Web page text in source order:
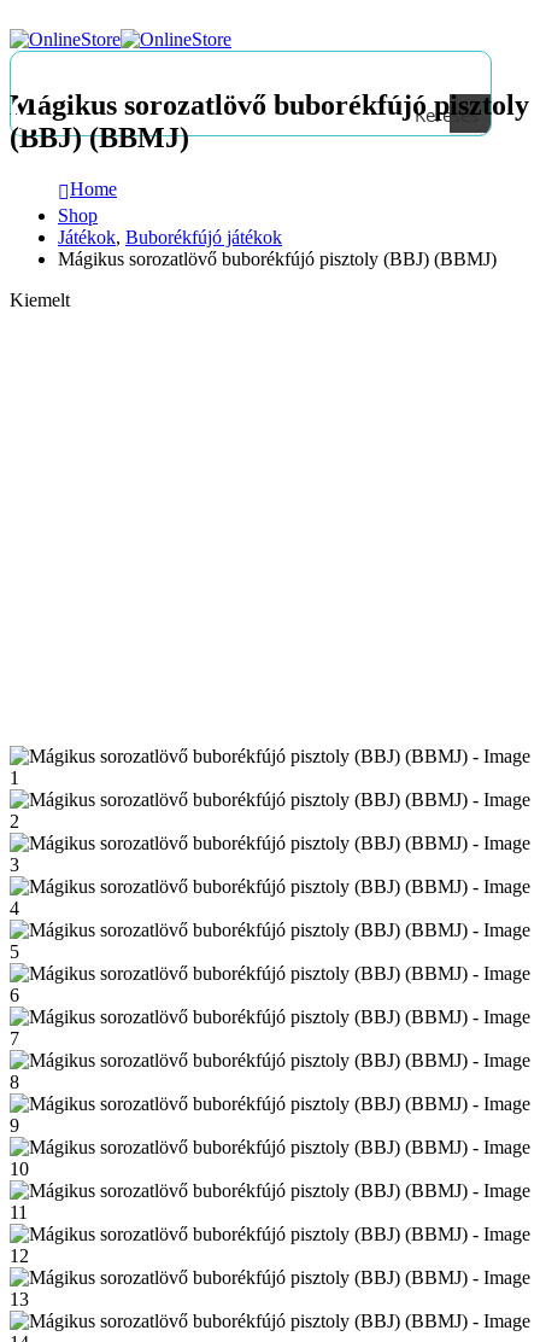
Keresés
Mágikus sorozatlövő buborékfújó pisztoly
(BBJ) (BBMJ)
Home
Shop
Játékok, Buborékfújó játékok
Mágikus sorozatlövő buborékfújó pisztoly (BBJ) (BBMJ)
Kiemelt